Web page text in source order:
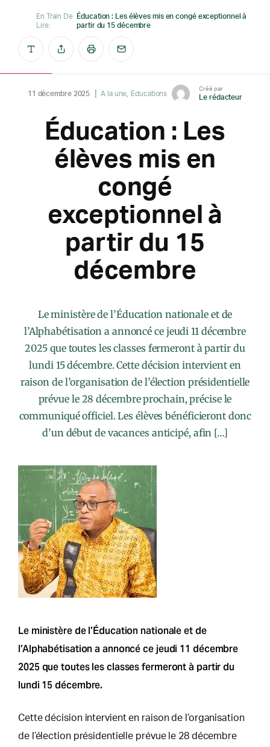
En Train De
Lire:
Éducation : Les élèves mis en congé exceptionnel à
partir du 15 décembre
11 décembre 2025 A la une Educations
Créé par
Le rédacteur
Éducation : Les
élèves mis en
congé
exceptionnel à
partir du 15
décembre
Le ministère de l’Éducation nationale et de
l’Alphabétisation a annoncé ce jeudi 11 décembre
2025 que toutes les classes fermeront à partir du
lundi 15 décembre. Cette décision intervient en
raison de l’organisation de l’élection présidentielle
prévue le 28 décembre prochain, précise le
communiqué officiel. Les élèves bénéficieront donc
d’un début de vacances anticipé, afin […]
Le ministère de l’Éducation nationale et de
l’Alphabétisation a annoncé ce jeudi 11 décembre
2025 que toutes les classes fermeront à partir du
lundi 15 décembre.
Cette décision intervient en raison de l’organisation
de l’élection présidentielle prévue le 28 décembre